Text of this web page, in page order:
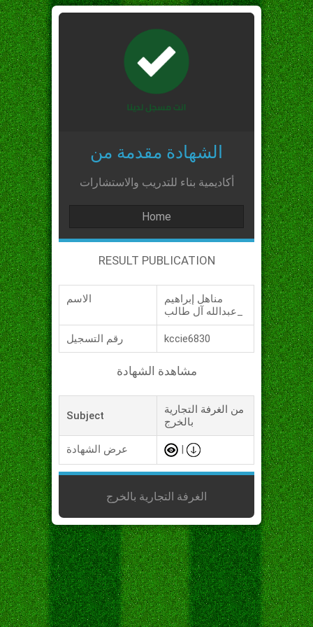
الشهادة مقدمة من
أكاديمية بناء للتدريب والاستشارات
Home
RESULT PUBLICATION
الاسم
مناهل إبراهيم
رقم التسجيل kccie6830
مشاهدة الشهادة
Subject
من الغرفة التجارية
بالخرج
عرض الشهادة
الغرفة التجارية بالخرج